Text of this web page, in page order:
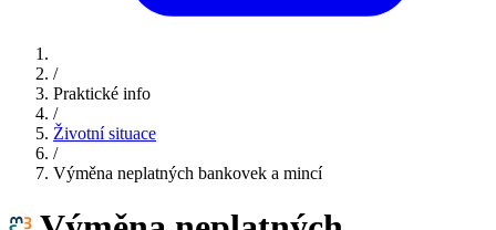
/
Praktické info
/
Životní situace
/
Výměna neplatných bankovek a mincí